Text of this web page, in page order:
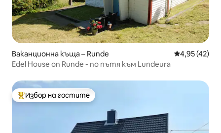
Ваканционна къща – Runde Средна
4,95 (42)
Edel House on Runde - по пътя към Lundeura
Най-популярен избор на гостите
Избор на гостите